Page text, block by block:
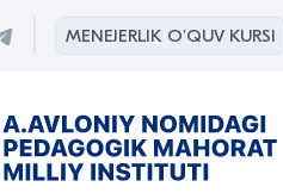
MENEJERLIK O'QUV KURSI